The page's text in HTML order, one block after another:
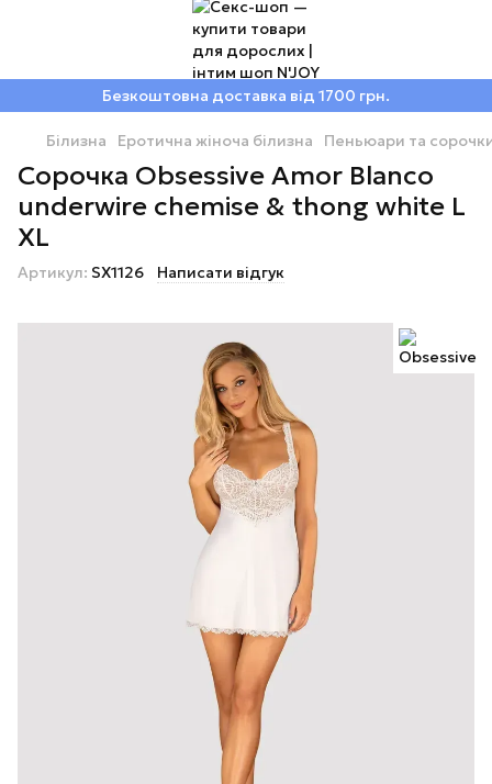
Безкоштовна доставка від 1700 грн.
Білизна Еротична жіноча білизна Пеньюари та
Сорочка Obsessive Amor Blanco
underwire chemise & thong white L
XL
Артикул: SX1126 Написати відгук